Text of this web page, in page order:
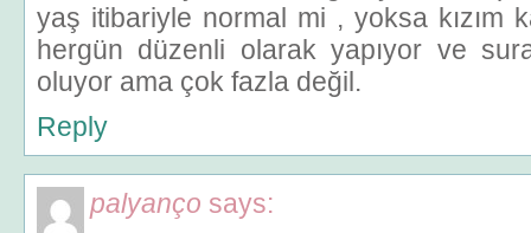
yaş itibariyle normal mi , yoksa kızım
hergün düzenli olarak yapıyor ve
oluyor ama çok fazla değil.
Reply
palyanço says: